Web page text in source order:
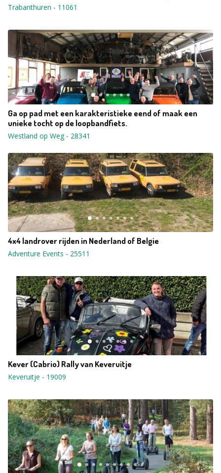
Trabanthuren - 11061
Ga op pad met een karakteristieke eend of maak een
unieke tocht op de loopbandfiets.
Westland op Weg- 28341
4x4 landrover rijden in Nederland of Belgie
Adventure Events - 25511
Kever (Cabrio) Rally van Keveruitje
Keveruitje - 19009